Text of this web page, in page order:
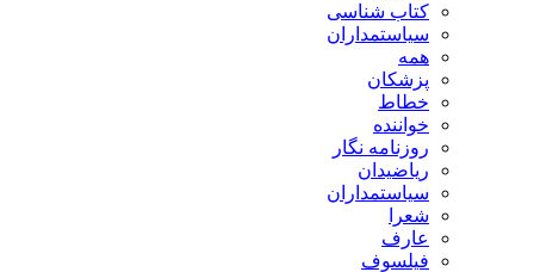
کتاب شناسی
سیاستمداران
همه
پزشکان
خطاط
خواننده
روزنامه نگار
ریاضیدان
سیاستمداران
شعرا
عارف
فیلسوف